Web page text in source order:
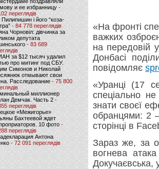
и ее избранницу -
переглядів
Пилипишин і його “коза-
- 84 778 переглядів
Чорновіл: дівчинка за
депутата
- 83 689
за $12 тысяч удалил
про митинг под СБУ.
Симонов и Николай
отмывают свои
Расследование - 75 800
миллионер
Демчак. Часть 2-
переглядів
«Межигорье»
Бахтеевой ждет
10 фото -
переглядів
Антона
- 72 091 переглядів
«На фронті
важких
на передовій
Донбасі
повідомляє
«Уранці (17
спеціально
знати своєї
обранцями: 2
сторінці в
Зараз же, за
вогнева
Докучаєвська,